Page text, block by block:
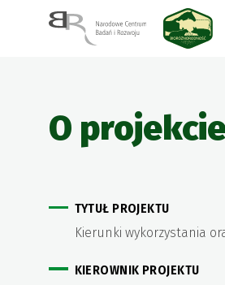
O
TYTUŁ PROJEKTU
Kierunki wykorzystania
KIEROWNIK PROJEKTU